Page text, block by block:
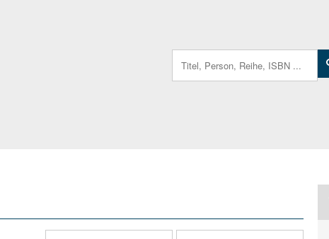
for: